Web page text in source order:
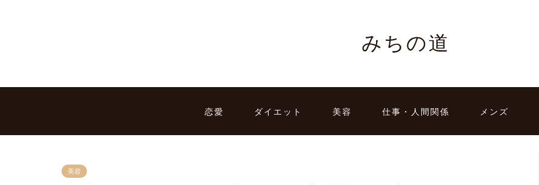
みちの道
恋愛 ダイエット 美容 仕事・人間関係 メンズ
美容